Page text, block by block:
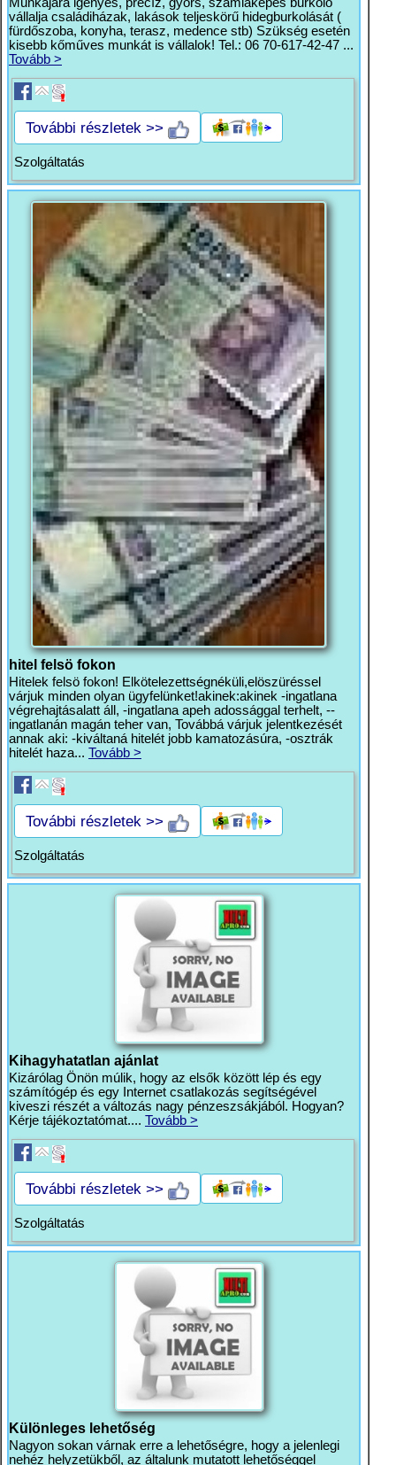
vállalja családiházak, lakások teljeskörű hidegburkolását (
fürdőszoba, konyha, terasz, medence stb) Szükség esetén
kisebb kőműves munkát is vállalok! Tel.: 06 70-617-42-47 ...
Tovább >
További részletek >>
Szolgáltatás
hitel felsö fokon
Hitelek felsö fokon! Elkötelezettségnéküli,elöszüréssel
várjuk minden olyan ügyfelünket!akinek:akinek -ingatlana
végrehajtásalatt áll, -ingatlana apeh adossággal terhelt, --
ingatlanán magán teher van, Továbbá várjuk jelentkezését
annak aki: -kiváltaná hitelét jobb kamatozásúra, -osztrák
hitelét haza... Tovább >
További részletek >>
Szolgáltatás
Kihagyhatatlan ajánlat
Kizárólag Önön múlik, hogy az elsők között lép és egy
számítógép és egy Internet csatlakozás segítségével
kiveszi részét a változás nagy pénzeszsákjából. Hogyan?
Kérje tájékoztatómat.... Tovább >
További részletek >>
Szolgáltatás
Különleges lehetőség
Nagyon sokan várnak erre a lehetőségre, hogy a jelenlegi
nehéz helyzetükből, az általunk mutatott lehetőséggel